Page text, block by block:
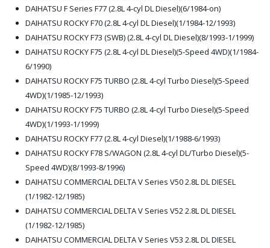
DAIHATSU F Series F77 (2.8L 4-cyl DL Diesel)(6/1984-on)
DAIHATSU ROCKY F70 (2.8L 4-cyl DL Diesel)(1/1984-12/1993)
DAIHATSU ROCKY F73 (SWB) (2.8L 4-cyl DL Diesel)(8/1993-1/1999)
DAIHATSU ROCKY F75 (2.8L 4-cyl DL Diesel)(5-Speed 4WD)(1/1984-
6/1990)
DAIHATSU ROCKY F75 TURBO (2.8L 4-cyl Turbo Diesel)(5-Speed
4WD)(1/1985-12/1993)
DAIHATSU ROCKY F75 TURBO (2.8L 4-cyl Turbo Diesel)(5-Speed
4WD)(1/1993-1/1999)
DAIHATSU ROCKY F77 (2.8L 4-cyl Diesel)(1/1988-6/1993)
DAIHATSU ROCKY F78 S/WAGON (2.8L 4-cyl DL/Turbo Diesel)(5-
Speed 4WD)(8/1993-8/1996)
DAIHATSU COMMERCIAL DELTA V Series V50 2.8L DL DIESEL
(1/1982-12/1985)
DAIHATSU COMMERCIAL DELTA V Series V52 2.8L DL DIESEL
(1/1982-12/1985)
DAIHATSU COMMERCIAL DELTA V Series V53 2.8L DL DIESEL